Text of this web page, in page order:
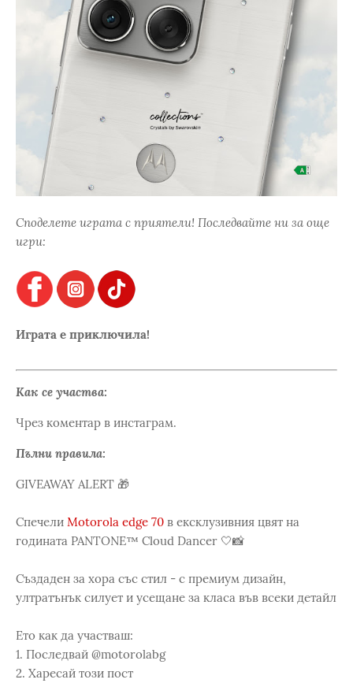
Споделете играта с приятели! Последвайте ни за още
игри:
Играта е приключила!
Как се участва:
Чрез коментар в инстаграм.
Пълни правила:
GIVEAWAY ALERT 🎁
Спечели Motorola edge 70 в ексклузивния цвят на
годината PANTONE™ Cloud Dancer 🤍📸
Създаден за хора със стил - с премиум дизайн,
ултратънък силует и усещане за класа във всеки детайл
Ето как да участваш:
1. Последвай @motorolabg
2. Харесай този пост